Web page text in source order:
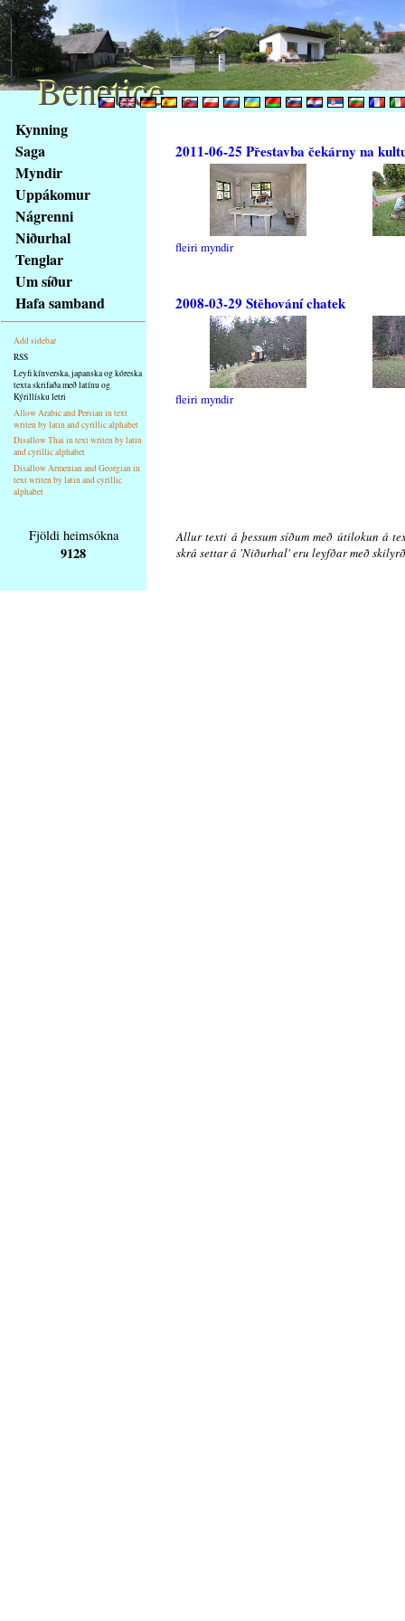
obsah
stránky
Klávesové
zkratky
tomto
webu
základní
Hlavní
strana
Kynning
Saga
Myndir
Uppákomur
Nágrenni
Niðurhal
Tenglar
Um síður
Hafa samband
Add sidebar
RSS
Leyfi kínverska, japanska og kóreska
texta skrifaða með latínu og
Kýrillísku letri
Allow Arabic and Persian in text
writen by latin and cyrillic alphabet
Disallow Thai in text writen by latin
and cyrillic alphabet
Disallow Armenian and Georgian in
text writen by latin and cyrillic
alphabet
2011-06-25 Přestavba čekárny na
fleiri myndir
2008-03-29 Stěhování chatek
fleiri myndir
Fjöldi heimsókna
9128
Allur texti á þessum síðum með útilokun á
skrá settar á 'Niðurhal' eru leyfðar með
Benetice
Benetice